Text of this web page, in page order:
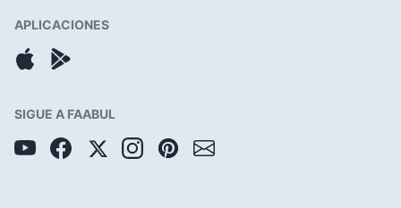
APLICACIONES
SIGUE A FAABUL